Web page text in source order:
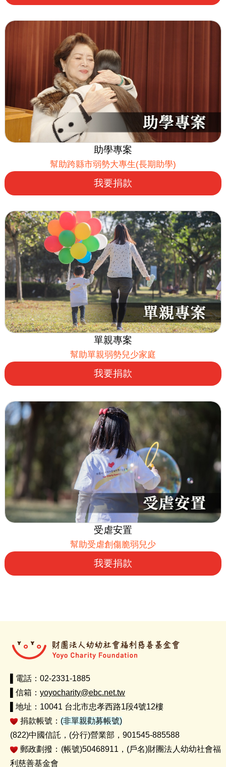
助學專案
幫助跨縣市弱勢大專生(長期助學)
我要捐款
單親專案
幫助單親弱勢兒少家庭
我要捐款
受虐安置
幫助受虐創傷脆弱兒少
我要捐款
▌電話：02-2331-1885
▌信箱： yoyocharity@ebc.net.tw
▌地址：10041 台北市忠孝西路1段4號12樓
捐款帳號： (非單親勸募帳號)
(822)中國信託，(分行)營業部，901545-885588
郵政劃撥：(帳號)50468911，(戶名)財團法人幼幼社會福
利慈善基金會